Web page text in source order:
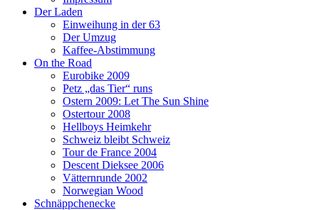
Der Laden
Einweihung in der 63
Der Umzug
Kaffee-Abstimmung
On the Road
Eurobike 2009
Petz „das Tier“ runs
Ostern 2009: Let The Sun Shine
Ostertour 2008
Hellboys Heimkehr
Schweiz bleibt Schweiz
Tour de France 2004
Descent Dieksee 2006
Vätternrunde 2002
Norwegian Wood
Schnäppchenecke